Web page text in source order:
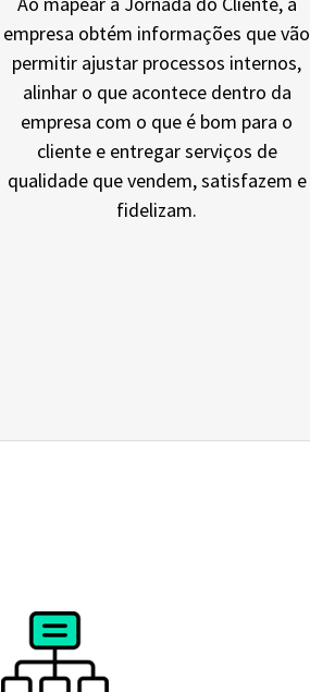
empresa obtém informações que vão
permitir ajustar processos internos,
alinhar o que acontece dentro da
empresa com o que é bom para o
cliente e entregar serviços de
qualidade que vendem, satisfazem e
fidelizam.